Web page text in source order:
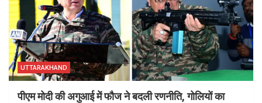
UTTARAKHAND
पीएम मोदी की अगुआई में फौज ने बदली रणनीति, गोलियों का